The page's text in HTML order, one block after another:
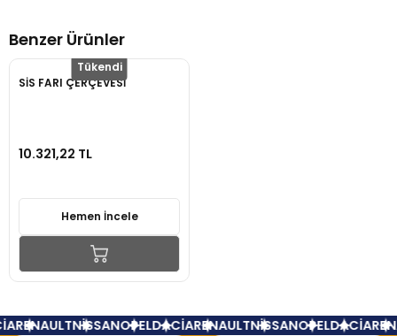
Benzer Ürünler
Tükendi
SİS FARI ÇERÇEVESİ
10.321,22 TL
Hemen İncele
RENAULTNİSSANOPELDACİARENAULTNİSSANOPELDACİA